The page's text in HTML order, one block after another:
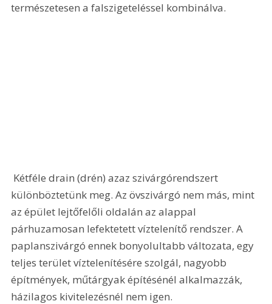
természetesen a falszigeteléssel kombinálva.
különböztetünk meg. Az övszivárgó nem más, mint
az épület lejtőfelőli oldalán az alappal
párhuzamosan lefektetett víztelenítő rendszer. A
paplanszivárgó ennek bonyolultabb változata, egy
teljes terület víztelenítésére szolgál, nagyobb
építmények, műtárgyak építésénél alkalmazzák,
házilagos kivitelezésnél nem igen.